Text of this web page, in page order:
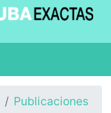
Publicaciones